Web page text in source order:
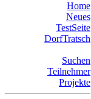
Home
Neues
TestSeite
DorfTratsch
Suchen
Teilnehmer
Projekte